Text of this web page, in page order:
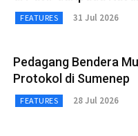
FEATURES 31 Jul 2026
Pedagang Bendera
Protokol di Sumenep
FEATURES 28 Jul 2026